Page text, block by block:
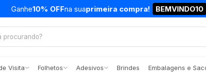
Ganhe10% OFFna suaprimeira compra! BEMVINDO10
Visita Folhetos Adesivos Brindes Embalagens e